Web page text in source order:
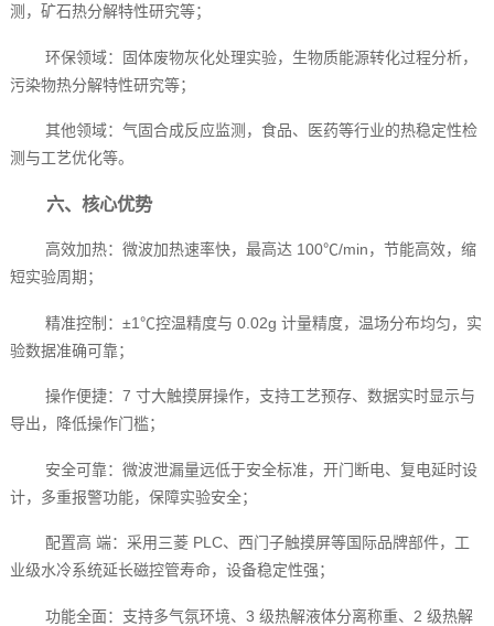
测，矿石热分解特性研究等；
环保领域：固体废物灰化处理实验，生物质能源转化过程分析，
污染物热分解特性研究等；
其他领域：气固合成反应监测，食品、医药等行业的热稳定性检
测与工艺优化等。
六、核心优势
高效加热：微波加热速率快，最高达 100℃/min，节能高效，缩
短实验周期；
精准控制：±1℃控温精度与 0.02g 计量精度，温场分布均匀，实
验数据准确可靠；
操作便捷：7 寸大触摸屏操作，支持工艺预存、数据实时显示与
导出，降低操作门槛；
安全可靠：微波泄漏量远低于安全标准，开门断电、复电延时设
计，多重报警功能，保障实验安全；
配置高 端：采用三菱 PLC、西门子触摸屏等国际品牌部件，工
业级水冷系统延长磁控管寿命，设备稳定性强；
功能全面：支持多气氛环境、3 级热解液体分离称重、2 级热解